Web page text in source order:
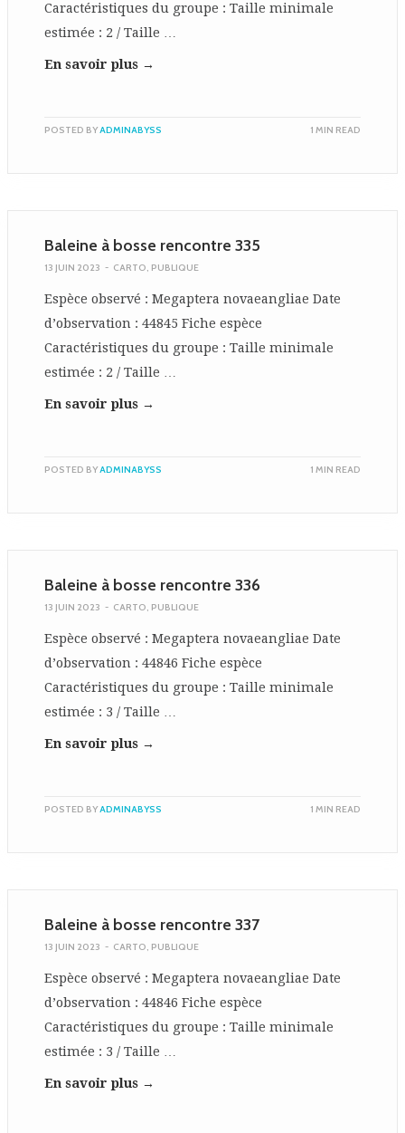
Caractéristiques du groupe : Taille minimale
estimée : 2 / Taille …
En savoir plus →
POSTED BYADMINABYSS 1 MIN READ
Baleine à bosse rencontre 335
13 JUIN 2023 - CARTO, PUBLIQUE
Espèce observé : Megaptera novaeangliae Date
d’observation : 44845 Fiche espèce
Caractéristiques du groupe : Taille minimale
estimée : 2 / Taille …
En savoir plus →
POSTED BYADMINABYSS 1 MIN READ
Baleine à bosse rencontre 336
13 JUIN 2023 - CARTO, PUBLIQUE
Espèce observé : Megaptera novaeangliae Date
d’observation : 44846 Fiche espèce
Caractéristiques du groupe : Taille minimale
estimée : 3 / Taille …
En savoir plus →
POSTED BYADMINABYSS 1 MIN READ
Baleine à bosse rencontre 337
13 JUIN 2023 - CARTO, PUBLIQUE
Espèce observé : Megaptera novaeangliae Date
d’observation : 44846 Fiche espèce
Caractéristiques du groupe : Taille minimale
estimée : 3 / Taille …
En savoir plus →